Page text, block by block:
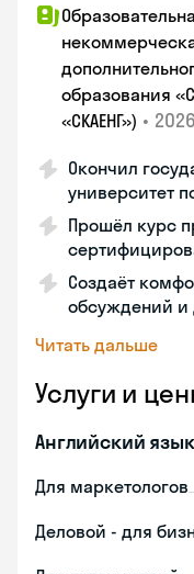
образования
«СКАЕНГ») •
Окончил
университет
Прошёл курс
Создаёт
обсуждений и
Читать дальше
Услуги и
Английский язык
Для маркетологов
Деловой - для